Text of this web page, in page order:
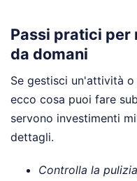
Passi pratici per
da domani
Se gestisci un'attività
ecco cosa puoi fare
servono investimenti
dettagli.
Controlla la